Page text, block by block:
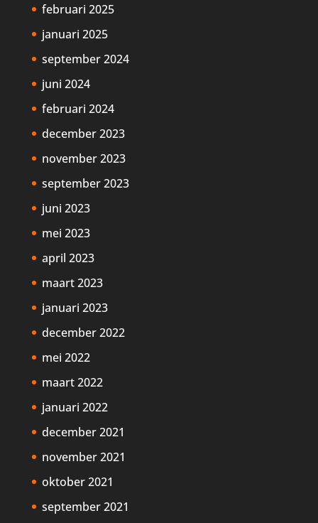
februari 2025
januari 2025
september 2024
juni 2024
februari 2024
december 2023
november 2023
september 2023
juni 2023
mei 2023
april 2023
maart 2023
januari 2023
december 2022
mei 2022
maart 2022
januari 2022
december 2021
november 2021
oktober 2021
september 2021